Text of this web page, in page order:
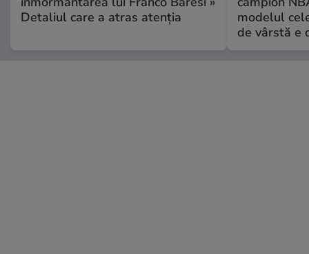
Detaliul care a atras atenția
modelul
de vârstă e